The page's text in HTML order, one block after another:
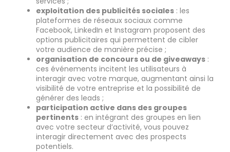
exploitation des publicités sociales : les
plateformes de réseaux sociaux comme
Facebook, LinkedIn et Instagram proposent des
options publicitaires qui permettent de cibler
votre audience de manière précise ;
organisation de concours ou de giveaways :
ces événements incitent les utilisateurs à
interagir avec votre marque, augmentant ainsi la
visibilité de votre entreprise et la possibilité de
générer des leads ;
participation active dans des groupes
pertinents : en intégrant des groupes en lien
avec votre secteur d’activité, vous pouvez
interagir directement avec des prospects
potentiels.